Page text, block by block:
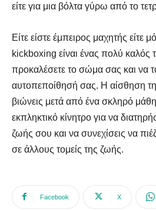
είτε για μια βόλτα γύρω από το
Είτε είστε έμπειρος μαχητής είτε
kickboxing είναι ένας πολύ καλός
προκαλέσετε το σώμα σας και να
αυτοπεποίθησή σας. Η αίσθηση
βιώνεις μετά από ένα σκληρό
εκπληκτικό κίνητρο για να
ζωής σου και να συνεχίσεις να
σε άλλους τομείς της ζωής.
Facebook X